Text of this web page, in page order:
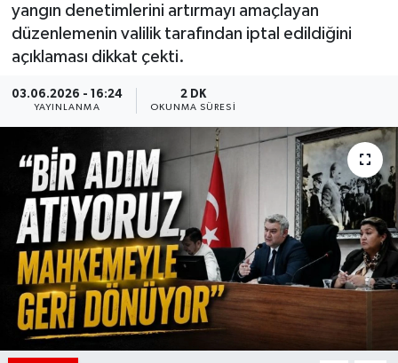
yangın denetimlerini artırmayı amaçlayan
düzenlemenin valilik tarafından iptal edildiğini
açıklaması dikkat çekti.
03.06.2026 - 16:24
YAYINLANMA
2 DK
OKUNMA SÜRESI